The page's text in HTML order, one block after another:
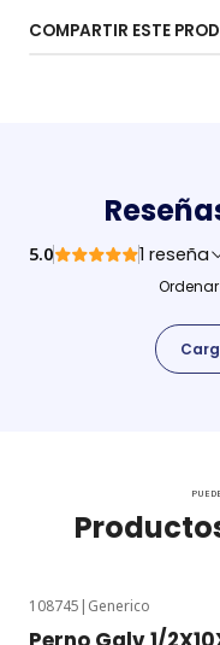
COMPARTIR ESTE
5.0 1 reseña
108745 | Generico